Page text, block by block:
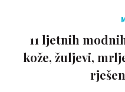
11 ljetnih
kože, žuljevi,